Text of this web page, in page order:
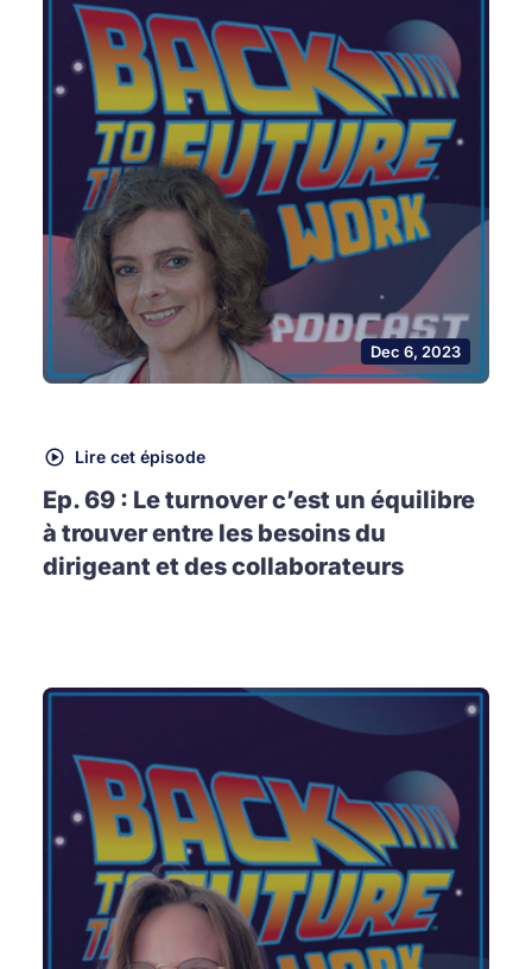
Dec 6, 2023
Lire cet épisode
Ep. 69 : Le turnover c’est un équilibre
à trouver entre les besoins du
dirigeant et des collaborateurs